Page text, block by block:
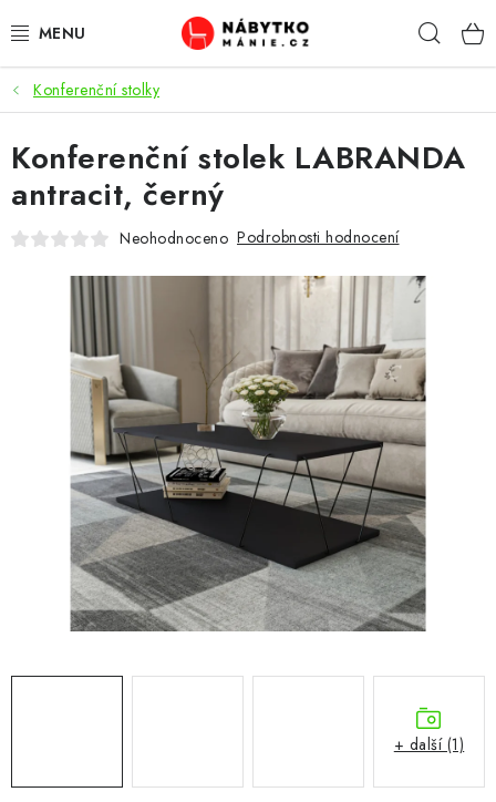
na
OBÝVACÍ POKOJ
KUCHYŇ A JÍDELNA
LOŽNICE
KANCELÁŘ / PRACOVNA
KOUPELNA A WC
CHOVATELSKÉ POTŘEBY
DOPLŇKY A DEKORACE
ZAHRADA
OSTATNÍ
VÝPRODEJ
Konferenční stolky
Konferenční stolek LABRANDA
antracit, černý
Neohodnoceno Podrobnosti hodnocení
+ další (1)